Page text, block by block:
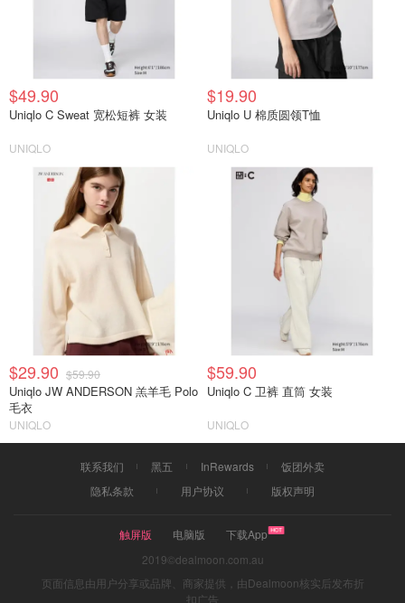
$49.90
Uniqlo C Sweat 宽松短裤 女装
UNIQLO
$19.90
Uniqlo U 棉质圆领T恤
UNIQLO
$29.90 $59.90
Uniqlo JW ANDERSON 羔羊毛 Polo
毛衣
UNIQLO
$59.90
Uniqlo C 卫裤 直筒 女装
UNIQLO
联系我们 黑五 InRewards
饭团外卖
隐私条款
用户协议 版权声明
触屏版 电脑版
下载App
2019©dealmoon.com.au
页面信息由用户分享或品牌、商家提供，由Dealmoon核实后发布折
扣广告